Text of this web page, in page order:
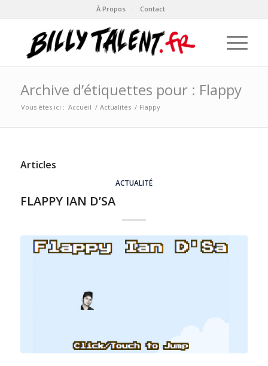
À Propos Contact
Archive d’étiquettes pour : Flappy
Vous êtes ici : Accueil / Actualités / Flappy
Articles
ACTUALITÉ
FLAPPY IAN D’SA